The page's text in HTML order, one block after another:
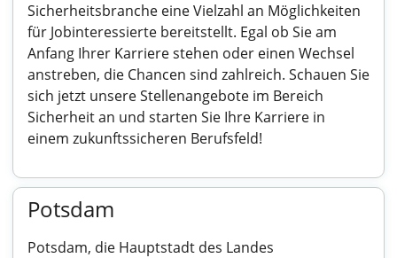
Sicherheitsbranche eine Vielzahl an Möglichkeiten
für Jobinteressierte bereitstellt. Egal ob Sie am
Anfang Ihrer Karriere stehen oder einen Wechsel
anstreben, die Chancen sind zahlreich. Schauen Sie
sich jetzt unsere Stellenangebote im Bereich
Sicherheit an und starten Sie Ihre Karriere in
einem zukunftssicheren Berufsfeld!
Potsdam
Potsdam, die Hauptstadt des Landes